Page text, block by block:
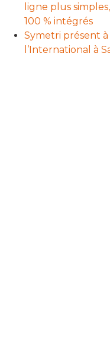
ligne plus
100 % intégrés
Symetri présent à
l’International à